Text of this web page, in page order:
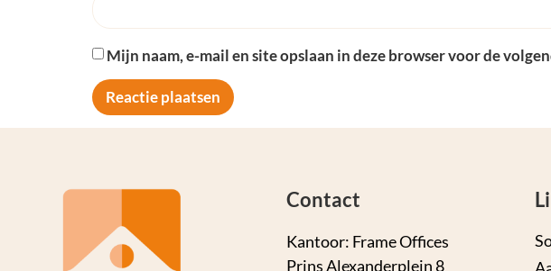
Mijn naam, e-mail en site opslaan in deze browser voor de
Contact
Kantoor: Frame Offices
Prins Alexanderplein 8